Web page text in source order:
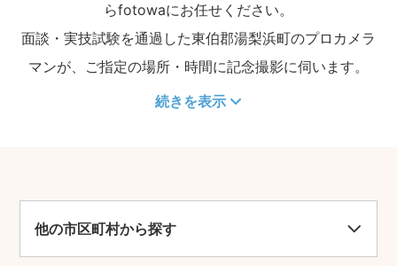
らfotowaにお任せください。
面談・実技試験を通過した東伯郡湯梨浜町のプロカメラ
マンが、ご指定の場所・時間に記念撮影に伺います。
続きを表示
他の市区町村から探す